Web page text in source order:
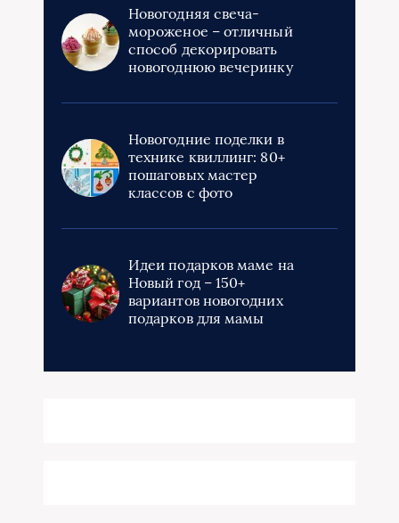
Новогодняя свеча-
мороженое – отличный
способ декорировать
новогоднюю вечеринку
Новогодние поделки в
технике квиллинг: 80+
пошаговых мастер
классов с фото
Идеи подарков маме на
Новый год – 150+
вариантов новогодних
подарков для мамы